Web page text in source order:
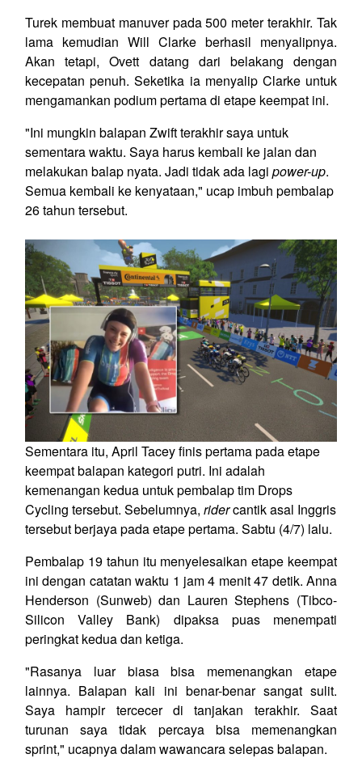
Turek membuat manuver pada 500 meter terakhir. Tak
lama kemudian Will Clarke berhasil menyalipnya.
Akan tetapi, Ovett datang dari belakang dengan
kecepatan penuh. Seketika ia menyalip Clarke untuk
mengamankan podium pertama di etape keempat ini.
"Ini mungkin balapan Zwift terakhir saya untuk
sementara waktu. Saya harus kembali ke jalan dan
melakukan balap nyata. Jadi tidak ada lagi power-up.
Semua kembali ke kenyataan," ucap imbuh pembalap
26 tahun tersebut.
Sementara itu, April Tacey finis pertama pada etape
keempat balapan kategori putri. Ini adalah
kemenangan kedua untuk pembalap tim Drops
Cycling tersebut. Sebelumnya, ridercantik asal Inggris
tersebut berjaya pada etape pertama. Sabtu (4/7) lalu.
Pembalap 19 tahun itu menyelesaikan etape keempat
ini dengan catatan waktu 1 jam 4 menit 47 detik. Anna
Henderson (Sunweb) dan Lauren Stephens (Tibco-
Silicon Valley Bank) dipaksa puas menempati
peringkat kedua dan ketiga.
"Rasanya luar biasa bisa memenangkan etape
lainnya. Balapan kali ini benar-benar sangat sulit.
Saya hampir tercecer di tanjakan terakhir. Saat
turunan saya tidak percaya bisa memenangkan
sprint," ucapnya dalam wawancara selepas balapan.